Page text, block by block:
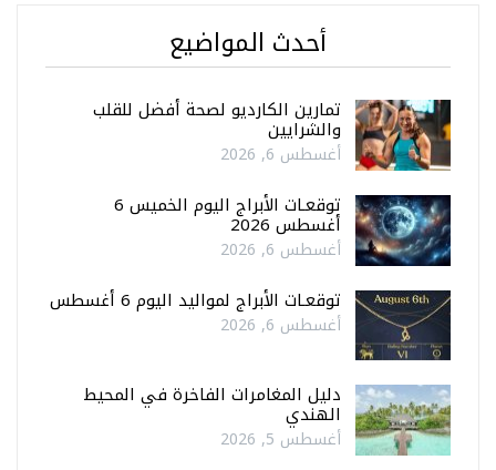
أحدث المواضيع
تمارين الكارديو لصحة أفضل للقلب
والشرايين
أغسطس 6, 2026
توقعـات الأبراج اليوم الخميس 6
أغسطس 2026
أغسطس 6, 2026
توقعـات الأبراج لمواليد اليوم 6 أغسطس
أغسطس 6, 2026
دليل المغامرات الفاخرة في المحيط
الهندي
أغسطس 5, 2026